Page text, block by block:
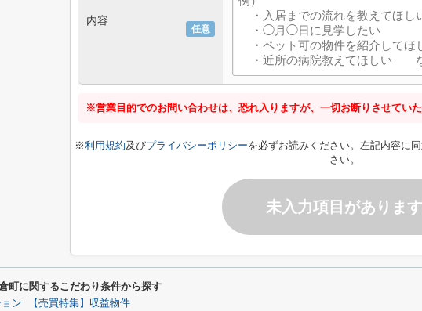
任意
内容
※営業目的でのお問い合わせは、恐れ入りますが、一切お断りさせてい
※利用規約及びプライバシーポリシーを必ずお読みください。左記内容に
さい。
未入力項目があります
町に関するこだわり条件から探す
ン 【売買特集】収益物件